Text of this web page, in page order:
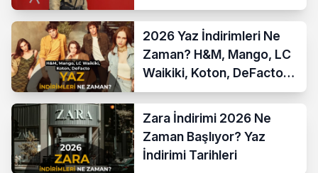
Açıklanıyor
2026 Yaz İndirimleri Ne
Zaman? H&M, Mango, LC
Waikiki, Koton, DeFacto
İndirim Tarihleri
Zara İndirimi 2026 Ne
Zaman Başlıyor? Yaz
İndirimi Tarihleri